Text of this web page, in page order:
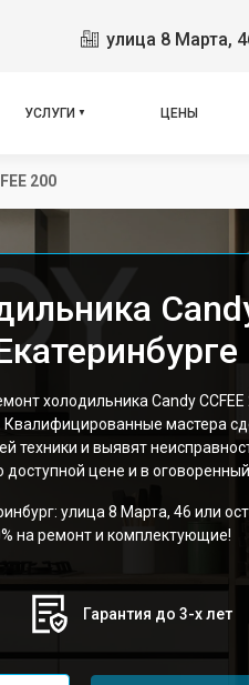
улица 8 Марта,
УСЛУГИ ЦЕНЫ
200
холодильника Candy CCFEE
Квалифицированные мастера
техники и выявят
цене и в оговоренный
улица 8 Марта, 46 или
на ремонт и комплектующие!
Гарантия до 3-х лет